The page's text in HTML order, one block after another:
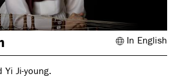
In English
Yi Ji-young.